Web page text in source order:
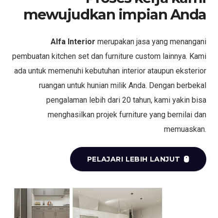
mewujudkan impian Anda
Alfa Interior merupakan jasa yang menangani
pembuatan kitchen set dan furniture custom lainnya. Kami
ada untuk memenuhi kebutuhan interior ataupun eksterior
ruangan untuk hunian milik Anda. Dengan berbekal
pengalaman lebih dari 20 tahun, kami yakin bisa
menghasilkan projek furniture yang bernilai dan
memuaskan.
PELAJARI LEBIH LANJUT